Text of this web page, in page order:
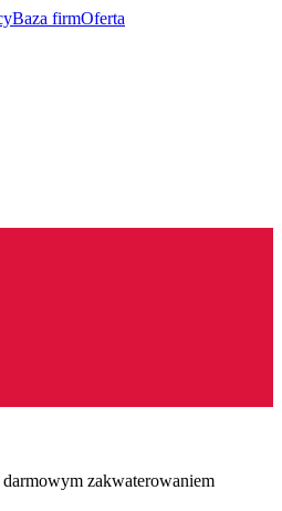
Baza firmOferta
zakwaterowaniem